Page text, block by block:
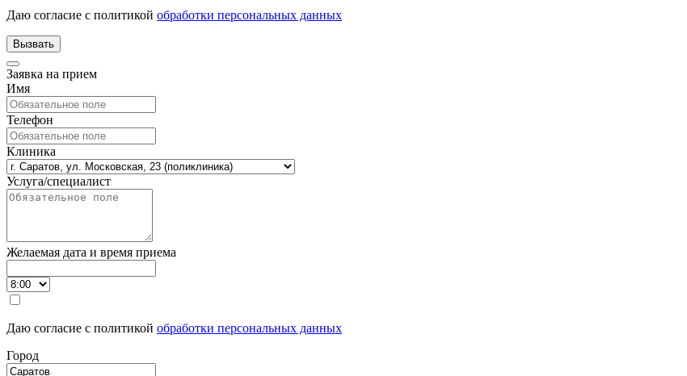
Даю согласие с политикой обработки персональных данных
Заявка на прием
Имя
Телефон
Клиника
Услуга/специалист
Желаемая дата и время приема
Даю согласие с политикой обработки персональных данных
Город